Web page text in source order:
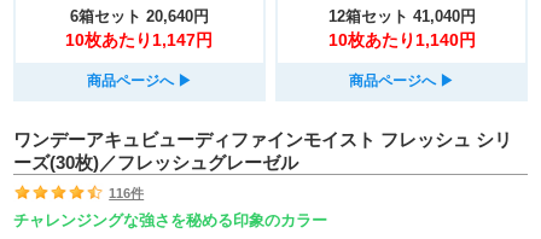
6箱セット 20,640円
10枚あたり1,147円
商品ページへ ▶︎
12箱セット 41,040円
10枚あたり1,140円
商品ページへ ▶︎
ワンデーアキュビューディファインモイスト フレッシュ シリ
ーズ(30枚)／フレッシュグレーゼル
116件
チャレンジングな強さを秘める印象のカラー